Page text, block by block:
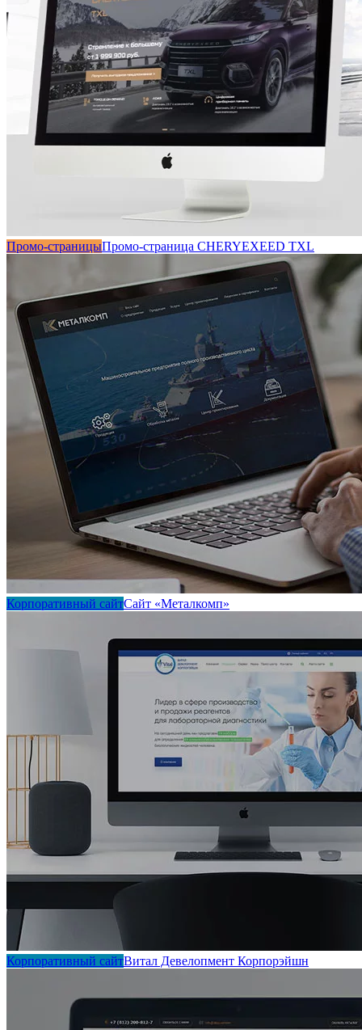
Промо-страницыПромо-страница CHERYEXEED TXL
Корпоративный сайтСайт «Металкомп»
Корпоративный сайтВитал Девелопмент Корпорэйшн